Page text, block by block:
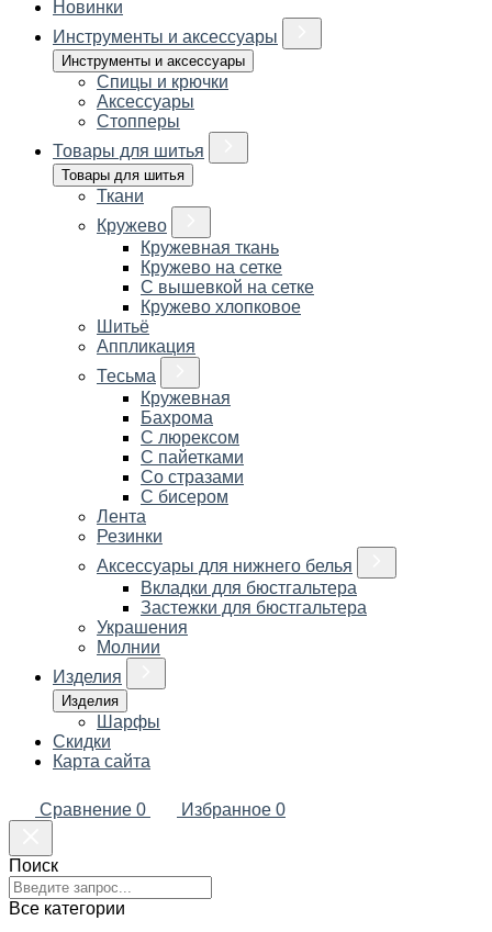
Новинки
Инструменты и аксессуары
Инструменты и аксессуары
Спицы и крючки
Аксессуары
Стопперы
Товары для шитья
Товары для шитья
Ткани
Кружево
Кружевная ткань
Кружево на сетке
С вышевкой на сетке
Кружево хлопковое
Шитьё
Аппликация
Тесьма
Кружевная
Бахрома
С люрексом
С пайетками
Со стразами
С бисером
Лента
Резинки
Аксессуары для нижнего белья
Вкладки для бюстгальтера
Застежки для бюстгальтера
Украшения
Молнии
Изделия
Изделия
Шарфы
Скидки
Карта сайта
Сравнение 0 Избранное 0
Поиск
Все категории